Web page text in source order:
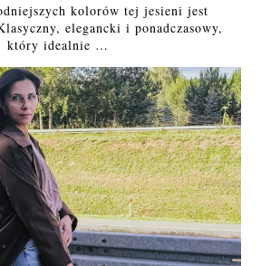
kolorów tej jesieni jest
elegancki i ponadczasowy,
który idealnie …